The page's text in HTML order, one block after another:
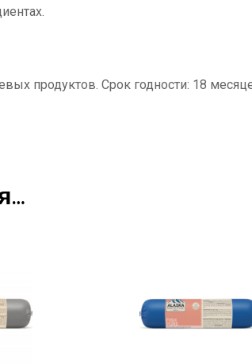
продуктов. Срок годности: 18